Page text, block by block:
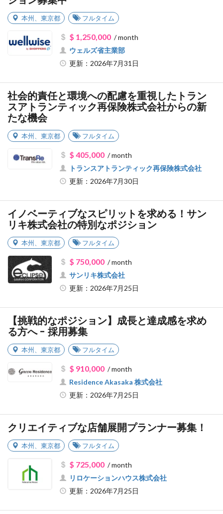
本州 東京都 フルタイム
$ 1,250,000/ month
ウェルズ省主業部
更新：2026年7月31日
社会的責任と環境への配慮を重視したトラン
スアトランティック再保険株式会社からの新
たな機会
本州 東京都 フルタイム
$ 405,000/ month
トランスアトランティック再保険株式会社
更新：2026年7月30日
イノベーティブなスピリットを求める！サン
リキ株式会社の特別なポジション
本州 東京都 フルタイム
$ 750,000/ month
サンリキ株式会社
更新：2026年7月25日
【挑戦的なポジション】成長と達成感を求め
る方へ - 採用募集
本州 東京都 フルタイム
$ 910,000/ month
Residence Akasaka 株式会社
更新：2026年7月25日
クリエイティブな店舗展開プランナー募集！
本州 東京都 フルタイム
$ 725,000/ month
リロケーションハウス株式会社
更新：2026年7月25日